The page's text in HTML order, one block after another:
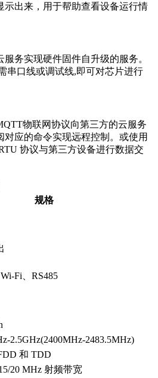
示出来，用于帮助查看设备运行情
务实现硬件固件自升级的服务。
串口线或调试线,即可对芯片进行
物联网协议向第三方的云服务
对应的命令实现远程控制。或使用
协议与第三方设备进行数据交
规格
Fi、RS485
2.5GHz(2400MHz-2483.5MHz)
和 TDD
20 MHz 射频带宽